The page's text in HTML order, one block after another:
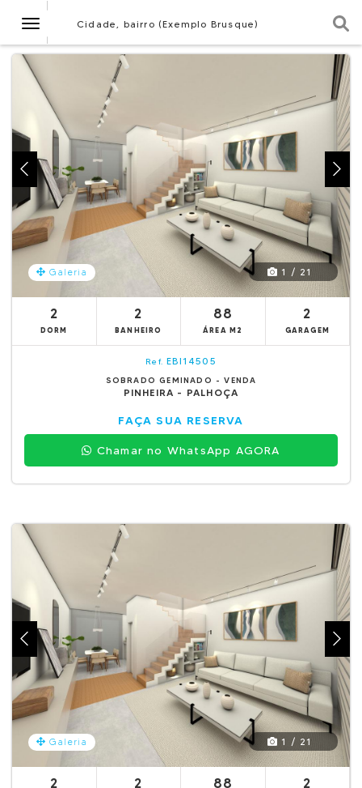
NavegaçãoCidade, bairro (Exemplo Brusque)
Galeria 1 / 21
2
DORM
2
BANHEIRO
88
ÁREA M2
2
GARAGEM
Ref. EBI14505
SOBRADO GEMINADO - VENDA
PINHEIRA - PALHOÇA
FAÇA SUA RESERVA
Chamar no WhatsApp AGORA
Galeria 1 / 21
2 2 88 2